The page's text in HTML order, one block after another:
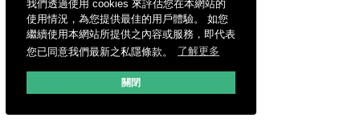
我們透過使用 cookies 來評估您在本網站的
使用情況，為您提供最佳的用戶體驗。 如您
繼續使用本網站所提供之內容或服務，即代表
您已同意我們最新之私隱條款。
了解更多
關閉